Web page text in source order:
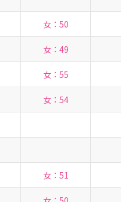
女：50
女：49
女：55
女：54
女：51